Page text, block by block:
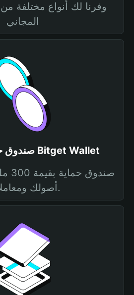
وفرنا لك أنواع مختلفة
المجاني
صندوق حماية محفظة Bitget Wallet
أصولك ومعاملاتك.